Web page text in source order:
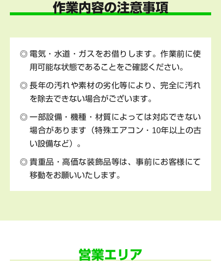
作業内容の注意事項
電気・水道・ガスをお借りします。作業前に使
用可能な状態であることをご確認ください。
長年の汚れや素材の劣化等により、完全に汚れ
を除去できない場合がございます。
一部設備・機種・材質によっては対応できない
場合があります（特殊エアコン・10年以上の古
い設備など）。
貴重品・高価な装飾品等は、事前にお客様にて
移動をお願いいたします。
営業エリア